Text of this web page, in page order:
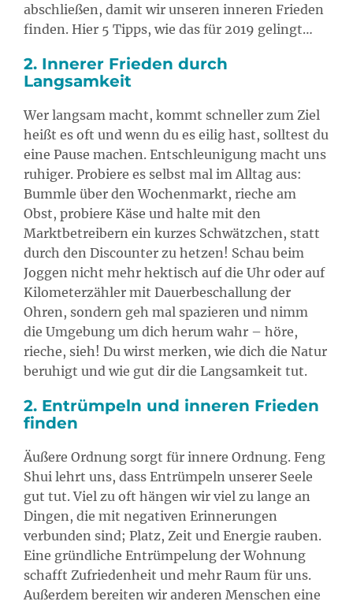
abschließen, damit wir unseren inneren Frieden
finden. Hier 5 Tipps, wie das für 2019 gelingt…
2. Innerer Frieden durch
Langsamkeit
Wer langsam macht, kommt schneller zum Ziel
heißt es oft und wenn du es eilig hast, solltest du
eine Pause machen. Entschleunigung macht uns
ruhiger. Probiere es selbst mal im Alltag aus:
Bummle über den Wochenmarkt, rieche am
Obst, probiere Käse und halte mit den
Marktbetreibern ein kurzes Schwätzchen, statt
durch den Discounter zu hetzen! Schau beim
Joggen nicht mehr hektisch auf die Uhr oder auf
Kilometerzähler mit Dauerbeschallung der
Ohren, sondern geh mal spazieren und nimm
die Umgebung um dich herum wahr – höre,
rieche, sieh! Du wirst merken, wie dich die Natur
beruhigt und wie gut dir die Langsamkeit tut.
2. Entrümpeln und inneren Frieden
finden
Äußere Ordnung sorgt für innere Ordnung. Feng
Shui lehrt uns, dass Entrümpeln unserer Seele
gut tut. Viel zu oft hängen wir viel zu lange an
Dingen, die mit negativen Erinnerungen
verbunden sind; Platz, Zeit und Energie rauben.
Eine gründliche Entrümpelung der Wohnung
schafft Zufriedenheit und mehr Raum für uns.
Außerdem bereiten wir anderen Menschen eine